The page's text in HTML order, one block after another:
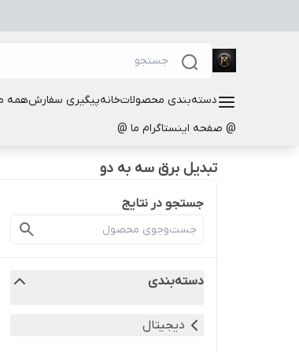
دسته‌بندی محصولاتخانهپیگیری سفارشهمه
@ صفحه اینستاگرام ما @
تبدیل برق سه به دو
جستجو در نتایج
دسته‌بندی
دیجیتال